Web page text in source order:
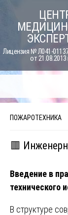
content
Лицензия № Л041-
от 21.08.2013
ПОЖАРОТЕХНИКА
🟥
Введение в
технического
В структуре